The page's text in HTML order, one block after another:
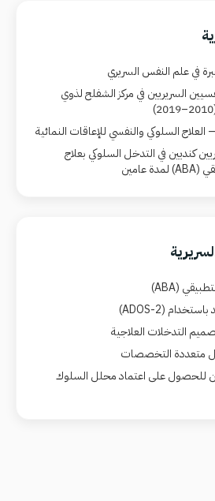
في علم النفس السريري
السريريين في مركز الشفلح لذوي
السلوكي والنفسي للإعاقات النمائية
كنديين في التدخل السلوكي بعلاج
(ABA)لمدة عامين
(ABA)
باستخدام (ADOS-2)
التدخلات العلاجية
متعددة التخصصات
للحصول على اعتماد محلل السلوك